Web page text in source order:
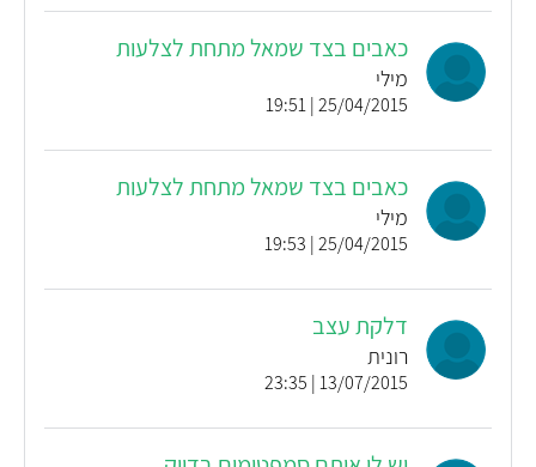
כאבים בצד שמאל מתחת לצלעות
מילי
25/04/2015 | 19:51
כאבים בצד שמאל מתחת לצלעות
מילי
25/04/2015 | 19:53
דלקת עצב
רונית
13/07/2015 | 23:35